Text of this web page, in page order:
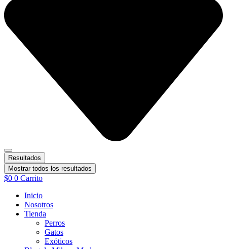
Resultados
Mostrar todos los resultados
$0 0 Carrito
Inicio
Nosotros
Tienda
Perros
Gatos
Exóticos